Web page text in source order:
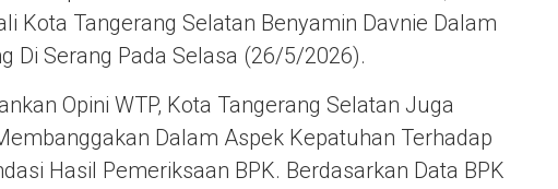
Kota Tangerang Selatan Benyamin Davnie Dalam
Di Serang Pada Selasa (26/5/2026).
Opini WTP, Kota Tangerang Selatan Juga
Dalam Aspek Kepatuhan Terhadap
Hasil Pemeriksaan BPK. Berdasarkan Data BPK